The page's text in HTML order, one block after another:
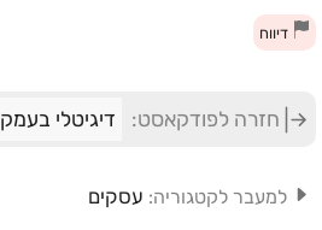
דיווח
חזרה לפודקאסט: דיגיטלי בעמק
למעבר לקטגוריה: עסקים